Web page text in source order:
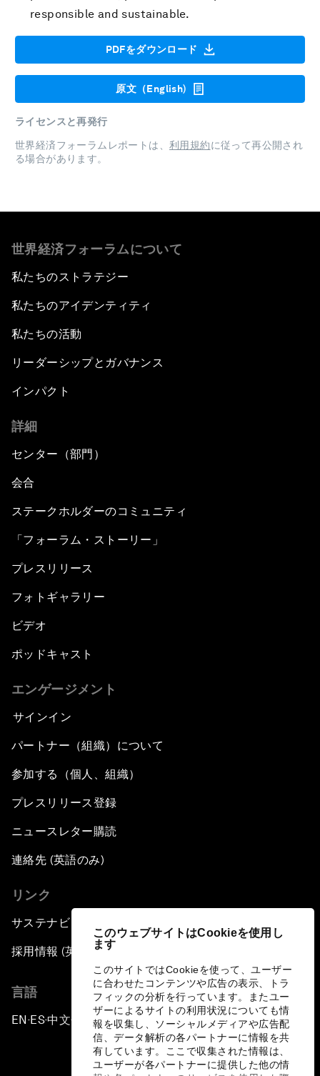
このウェブサイトはCookieを使用し
ます
このサイトではCookieを使って、ユーザー
に合わせたコンテンツや広告の表示、トラ
フィックの分析を行っています。またユー
ザーによるサイトの利用状況についても情
報を収集し、ソーシャルメディアや広告配
信、データ解析の各パートナーに情報を共
有しています。ここで収集された情報は、
ユーザーが各パートナーに提供した他の情
responsible and sustainable.
PDFをダウンロード
原文（English)
ライセンスと再発行
世界経済フォーラムレポートは、 利用規約に従って再公開され
る場合があります。
世界経済フォーラムについて
私たちのストラテジー
私たちのアイデンティティ
私たちの活動
リーダーシップとガバナンス
インパクト
詳細
センター（部門）
会合
ステークホルダーのコミュニティ
「フォーラム・ストーリー」
プレスリリース
フォトギャラリー
ビデオ
ポッドキャスト
エンゲージメント
サインイン
パートナー（組織）について
参加する（個人、組織）
プレスリリース登録
ニュースレター購読
連絡先 (英語のみ)
リンク
サステナビリティへの取り組み
採用情報 (英語のみ)
言語
EN ▪ ES▪中文▪ 日本語